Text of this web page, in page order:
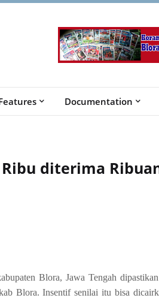
Documentation
diterima
Blora, Jawa Tengah
Blora. Insentif senilai itu bisa